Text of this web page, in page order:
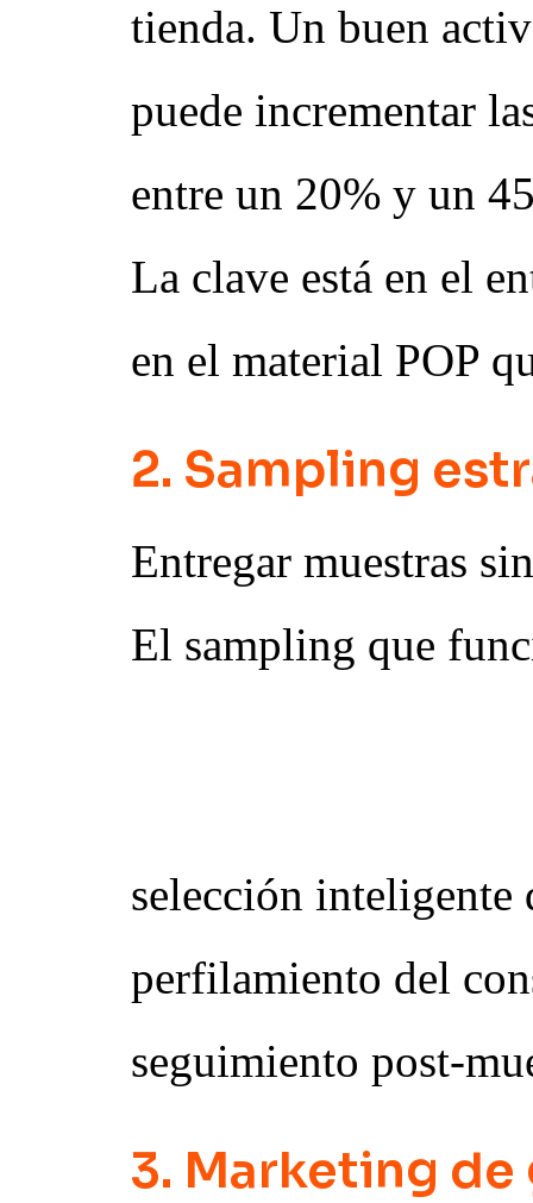
tienda. Un buen
puede incrementar
entre un 20% y un
La clave está en el
en el material POP
2. Sampling
Entregar muestras
El sampling que
selección inteligente
perfilamiento del
seguimiento post-
3. Marketing